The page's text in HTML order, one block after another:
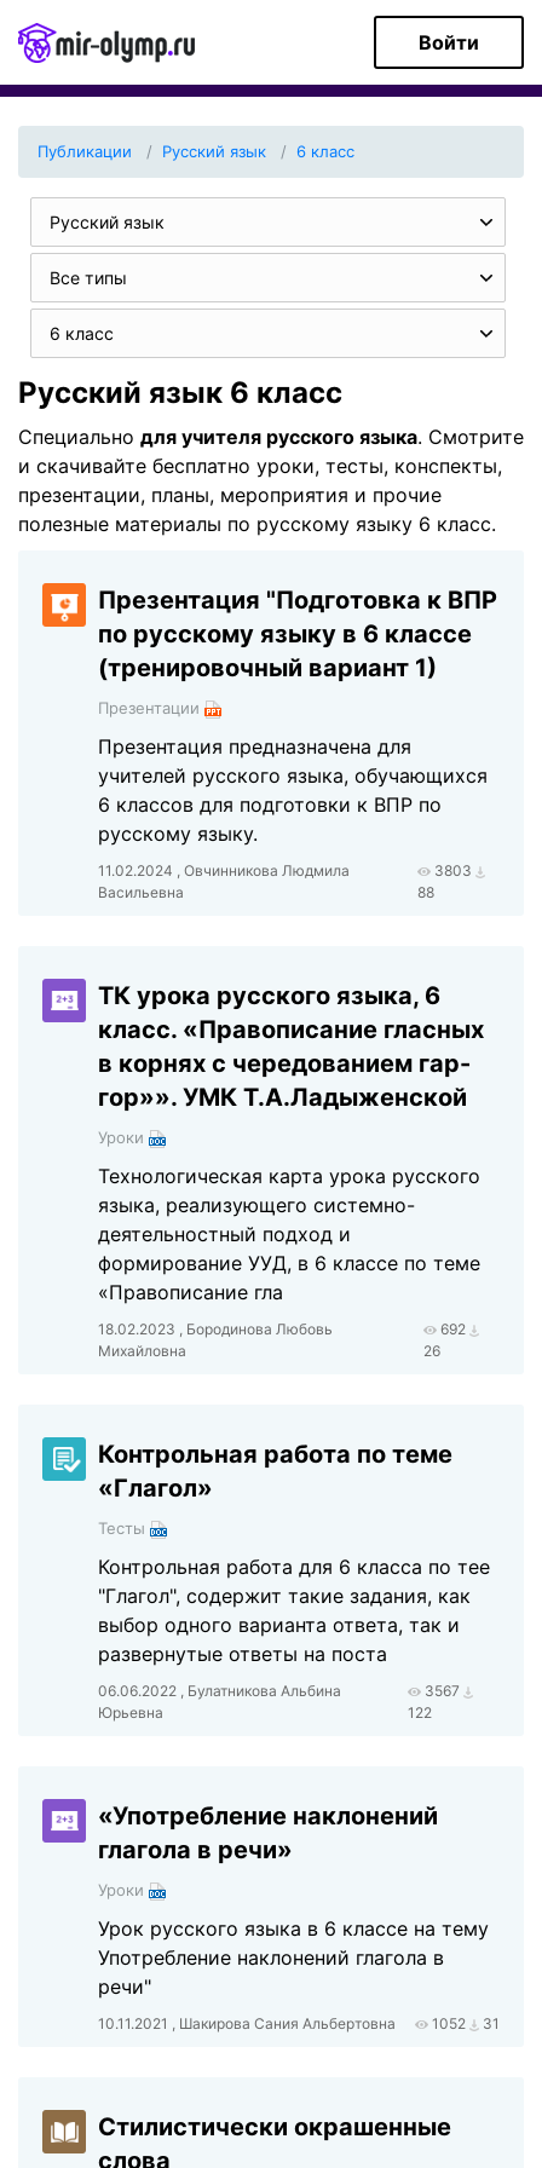
Войти
Публикации Русский язык 6 класс
Русский язык
Все типы
6 класс
Русский язык 6 класс
Специально для учителя русского языка. Смотрите
и скачивайте бесплатно уроки, тесты, конспекты,
презентации, планы, мероприятия и прочие
полезные материалы по русскому языку 6 класс.
Презентация "Подготовка к ВПР
по русскому языку в 6 классе
(тренировочный вариант 1)
Презентации
Презентация предназначена для
учителей русского языка, обучающихся
6 классов для подготовки к ВПР по
русскому языку.
11.02.2024 , Овчинникова Людмила
Васильевна
3803
88
ТК урока русского языка, 6
класс. «Правописание гласных
в корнях с чередованием гар-
гор»». УМК Т.А.Ладыженской
Уроки
Технологическая карта урока русского
языка, реализующего системно-
деятельностный подход и
формирование УУД, в 6 классе по теме
«Правописание гла
18.02.2023 , Бородинова Любовь
Михайловна
692
26
Контрольная работа по теме
«Глагол»
Тесты
Контрольная работа для 6 класса по тее
"Глагол", содержит такие задания, как
выбор одного варианта ответа, так и
развернутые ответы на поста
06.06.2022 , Булатникова Альбина
Юрьевна
3567
122
«Употребление наклонений
глагола в речи»
Уроки
Урок русского языка в 6 классе на тему
Употребление наклонений глагола в
речи"
10.11.2021 , Шакирова Сания Альбертовна 1052 31
Стилистически окрашенные
слова